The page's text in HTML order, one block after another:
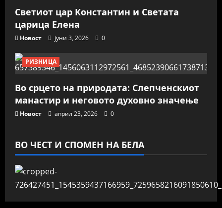
Светиот цар Константин и Светата
царица Елена
Новост јуни 3, 2026 0
РИЗНИЦА
Во срцето на природата: Слепченскиот
манастир и неговото духовно значење
Новост април 23, 2026 0
ВО ЧЕСТ И СПОМЕН НА БЕЛА